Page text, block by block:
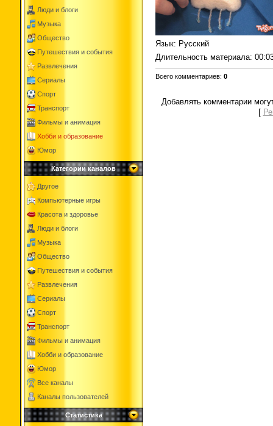
Люди и блоги
Музыка
Общество
Путешествия и события
Развлечения
Сериалы
Спорт
Транспорт
Фильмы и анимация
Хобби и образование
Юмор
Категории каналов
Другое
Компьютерные игры
Красота и здоровье
Люди и блоги
Музыка
Общество
Путешествия и события
Развлечения
Сериалы
Спорт
Транспорт
Фильмы и анимация
Хобби и образование
Юмор
Все каналы
Каналы пользователей
Статистика
Язык: Русский
Длительность материала:
Всего комментариев: 0
Добавлять комментарии
[